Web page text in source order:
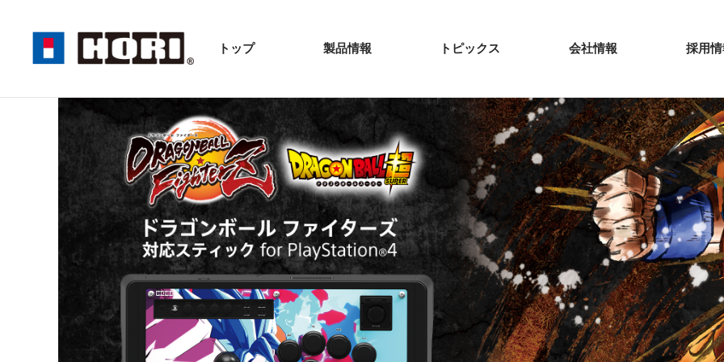
トップ 製品情報 トピックス 会社情報 採用